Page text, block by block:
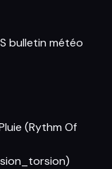
bulletin météo
(Rythm Of